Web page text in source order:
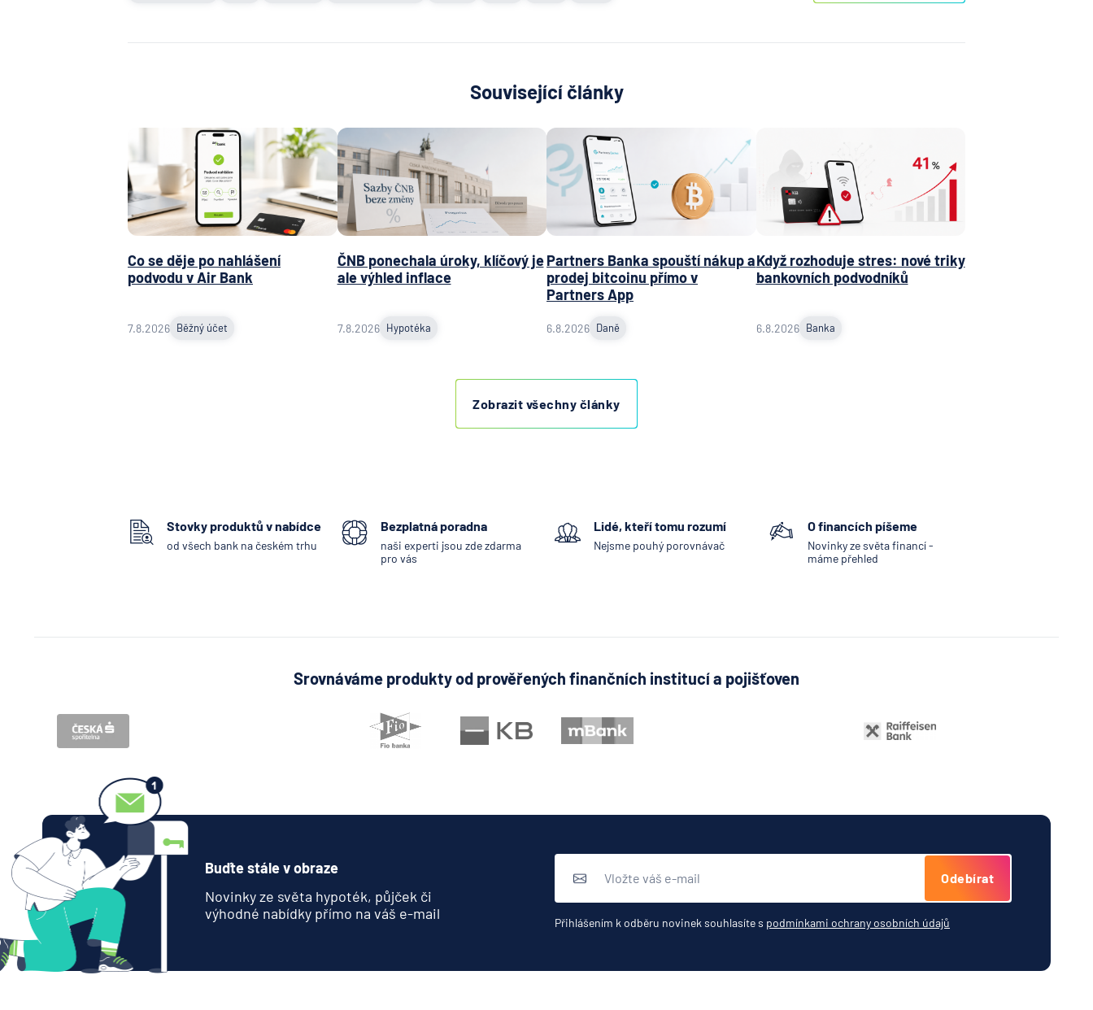
Související články
Co se děje po nahlášení
podvodu v Air Bank
7.8.2026 Běžný účet
ČNB ponechala úroky, klíčový je
ale výhled inflace
7.8.2026 Hypotéka
Partners Banka spouští nákup a
prodej bitcoinu přímo v
Partners App
6.8.2026 Daně
Když rozhoduje stres: nové triky
bankovních podvodníků
6.8.2026 Banka
Zobrazit všechny články
Stovky produktů v nabídce
od všech bank na českém trhu
Bezplatná poradna
naši experti jsou zde zdarma
pro vás
Lidé, kteří tomu rozumí
Nejsme pouhý porovnávač
O financích píšeme
Novinky ze světa financí -
máme přehled
Srovnáváme produkty od prověřených finančních institucí a pojišťoven
Buďte stále v obraze
Novinky ze světa hypoték, půjček či
výhodné nabídky přímo na váš e-mail
Odebírat
Přihlášením k odběru novinek souhlasíte s podmínkami ochrany osobních údajů